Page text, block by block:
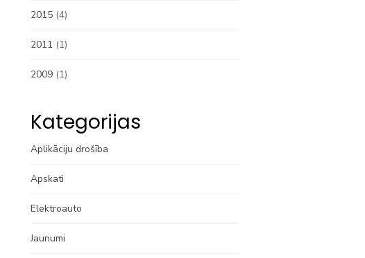
2015 (4)
2011 (1)
2009 (1)
Kategorijas
Aplikāciju drošība
Apskati
Elektroauto
Jaunumi